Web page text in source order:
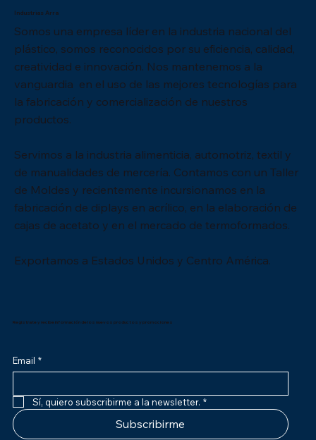
Industrias Arra
Somos una empresa líder en la industria nacional del
plástico, somos reconocidos por su eficiencia, calidad,
creatividad e innovación. Nos mantenemos a la
vanguardia en el uso de las mejores tecnologías para
la fabricación y comercialización de nuestros
productos.
Servimos a la industria alimenticia, automotriz, textil y
de manualidades de mercería. Contamos con un Taller
de Moldes y recientemente incursionamos en la
fabricación de diplays en acrílico, en la elaboración de
cajas de acetato y en el mercado de termoformados.
Exportamos a Estados Unidos y Centro América.
Registrate y recibe información de los nuevos productos y promociones
Email *
Sí, quiero subscribirme a la newsletter. *
Subscribirme